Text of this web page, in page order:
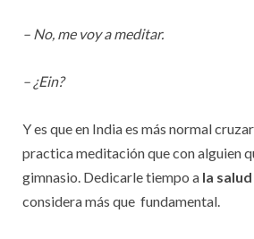
– No, me voy a meditar.
– ¿Ein?
Y es que en India es más normal
practica meditación que con alguien
gimnasio. Dedicarle tiempo a la
considera más que fundamental.